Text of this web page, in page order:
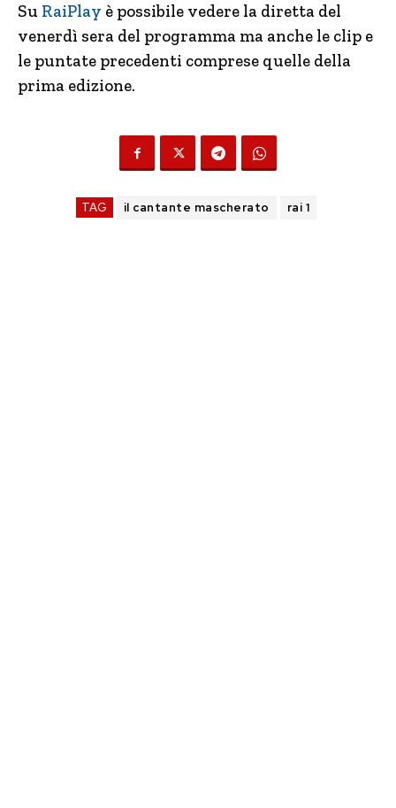
Su RaiPlay è possibile vedere la diretta del
venerdì sera del programma ma anche le clip e
le puntate precedenti comprese quelle della
prima edizione.
TAG il cantante mascherato rai 1